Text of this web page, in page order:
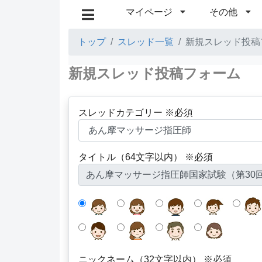
マイページ その他
トップ スレッド一覧 新規スレッド投
新規スレッド投稿フォーム
スレッドカテゴリー ※必須
タイトル（64文字以内） ※必須
ニックネーム（32文字以内） ※必須